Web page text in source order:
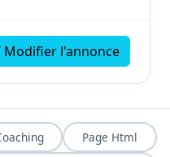
l'annonce
Page Html